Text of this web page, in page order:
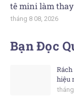
tê mini làm
tháng 8 08, 2026
Bạn Đọc
hiệu